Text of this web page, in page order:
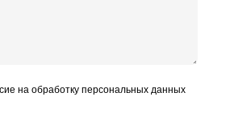
на обработку персональных данных